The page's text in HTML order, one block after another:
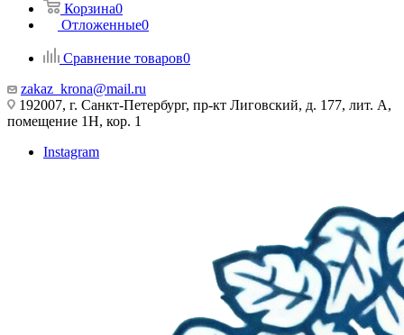
Корзина0
Отложенные0
Сравнение товаров0
zakaz_krona@mail.ru
192007, г. Санкт-Петербург, пр-кт Лиговский, д. 177, лит. А,
помещение 1Н, кор. 1
Instagram